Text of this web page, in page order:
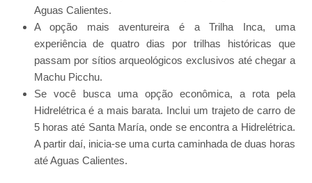
Aguas Calientes.
A opção mais aventureira é a Trilha Inca, uma
experiência de quatro dias por trilhas históricas que
passam por sítios arqueológicos exclusivos até chegar a
Machu Picchu.
Se você busca uma opção econômica, a rota pela
Hidrelétrica é a mais barata. Inclui um trajeto de carro de
5 horas até Santa María, onde se encontra a Hidrelétrica.
A partir daí, inicia-se uma curta caminhada de duas horas
até Aguas Calientes.